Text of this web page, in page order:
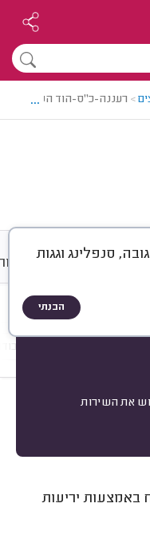
> רעננה-כ"ס-הוד השרון >
...
סנפלינג וגגות
הבנתי
את השירות
גלריה
באמצעות יריעות